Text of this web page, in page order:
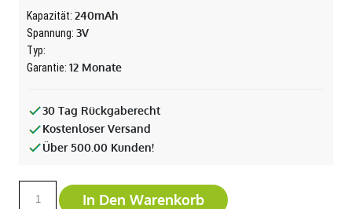
Kapazität: 240mAh
Spannung: 3V
Typ:
Garantie: 12 Monate
30 Tag Rückgaberecht
Kostenloser Versand
Über 500.00 Kunden!
In Den Warenkorb